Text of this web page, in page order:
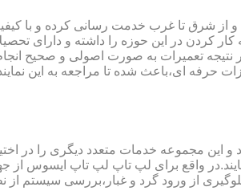
شرق تا غرب خدمت رسانی کرده و با
در این حوزه را داشته و دارای
و در نتیجه تعمیرات به صورت اصولی و صحیح
حرفه ای،باعث شده تا مراجعه به این
مجموعه خدمات متعدد دیگری را در
واقع برای لپ تاپ لپ تاپ ایسوس
از ورود گرد و غبار،بررسی سیستم از